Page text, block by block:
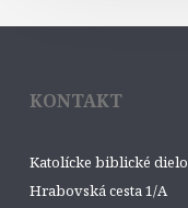
KONTAKT
Katolícke biblické dielo
Hrabovská cesta 1/A